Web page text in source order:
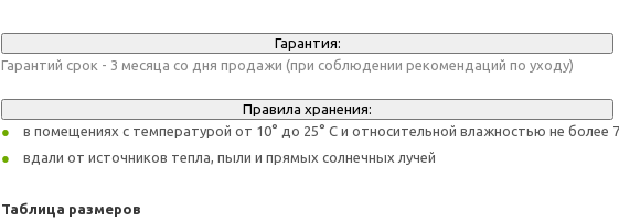
Гарантия:
Гарантий срок - 3 месяца со дня продажи (при соблюдении рекомендаций по уходу)
Правила хранения:
в помещениях с температурой от 10° до 25° С и относительной влажностью не более
вдали от источников тепла, пыли и прямых солнечных лучей
Таблица размеров